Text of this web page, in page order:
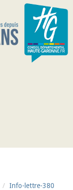
Info-lettre-380